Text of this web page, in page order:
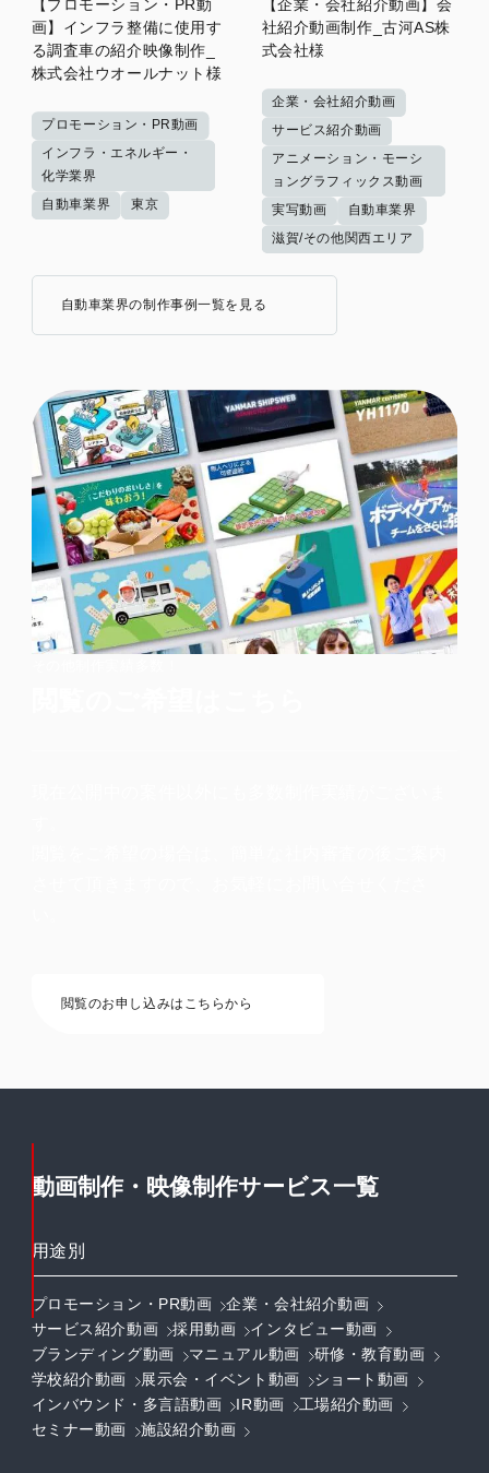
【プロモーション・PR動
画】インフラ整備に使用す
る調査車の紹介映像制作_
株式会社ウオールナット様
プロモーション・PR動画
インフラ・エネルギー・
化学業界
自動車業界
東京
【企業・会社紹介動画】会
社紹介動画制作_古河AS株
式会社様
企業・会社紹介動画
サービス紹介動画
アニメーション・モーシ
ョングラフィックス動画
実写動画
自動車業界
滋賀/その他関西エリア
自動車業界の制作事例一覧を見る
閲覧のお申し込みはこちらから
動画制作・映像制作サービス一覧
用途別
プロモーション・PR動画
企業・会社紹介動画
サービス紹介動画
採用動画
インタビュー動画
ブランディング動画
マニュアル動画
研修・教育動画
学校紹介動画
展示会・イベント動画
ショート動画
インバウンド・多言語動画
IR動画
工場紹介動画
セミナー動画
施設紹介動画